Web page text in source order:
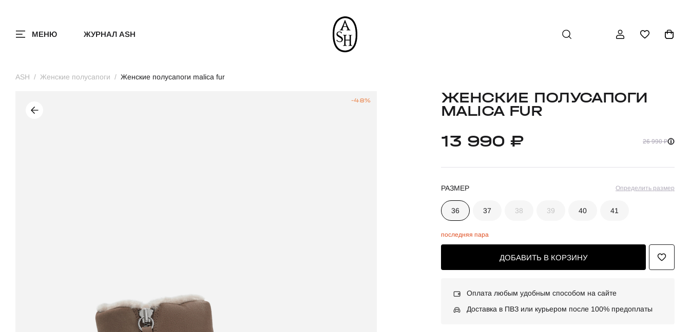
МЕНЮ ЖУРНАЛ ASH
ASH Женские полусапоги Женские полусапоги malica fur
-48% ЖЕНСКИЕ ПОЛУСАПОГИ
MALICA FUR
13 990 ₽ 26 990 ₽
РАЗМЕР Определить размер
36 37 38 39 40 41
последняя пара
ДОБАВИТЬ В КОРЗИНУ
Оплата любым удобным способом на сайте
Доставка в ПВЗ или курьером после 100% предоплаты